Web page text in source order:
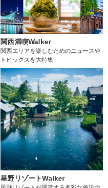
関西満喫Walker
関西エリアを楽しむためのニュースや
トピックスを大特集
星野リゾートWalker